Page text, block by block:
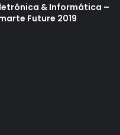
& Informática –
Future 2019